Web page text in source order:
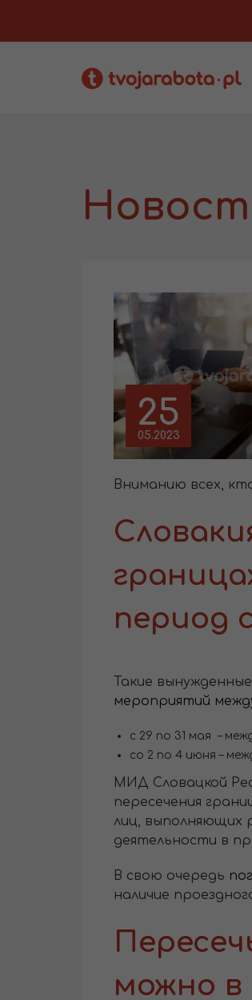
25
05.2023
Вниманию всех,
период
Такие
мероприятий
с 29 по 31 мая –
со 2 по 4 июня –
МИД Словацкой
пересечения
лиц, выполняющих
деятельности в
В свою очередь
наличие
можно в